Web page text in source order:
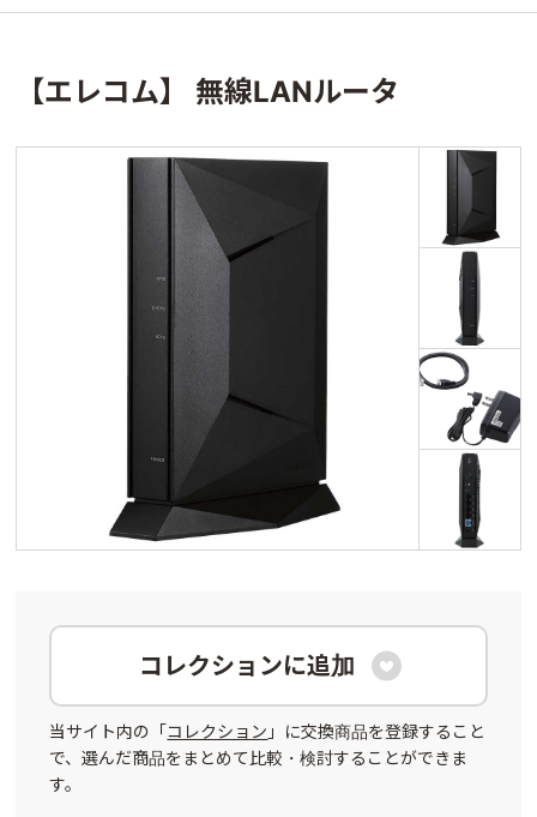
【エレコム】 無線LANルータ
コレクションに追加 
当サイト内の「コレクション 」に交換商品を登録すること
で、選んだ商品をまとめて比較・検討することができま
す。